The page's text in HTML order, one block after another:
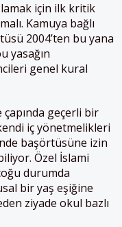
için ilk kritik
Kamuya bağlı
2004’ten bu yana
yasağın
genel kural
geçerli bir
iç yönetmelikleri
başörtüsüne izin
Özel İslami
durumda
bir yaş eşiğine
ziyade okul bazlı